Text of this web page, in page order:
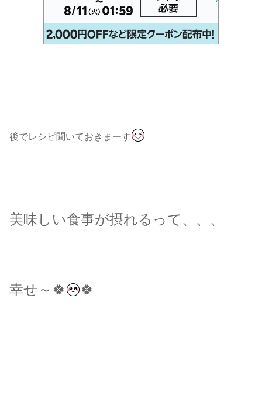
後でレシピ聞いておきまーす
美味しい食事が摂れるって、、、
幸せ～🍀 🍀